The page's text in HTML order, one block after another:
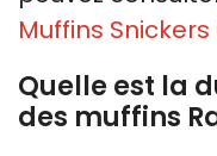
Muffins
Quelle est la
des muffins